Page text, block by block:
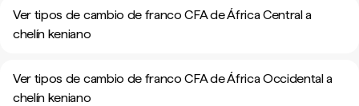
Ver tipos de cambio de franco CFA de África Central a
chelín keniano
Ver tipos de cambio de franco CFA de África Occidental a
chelín keniano